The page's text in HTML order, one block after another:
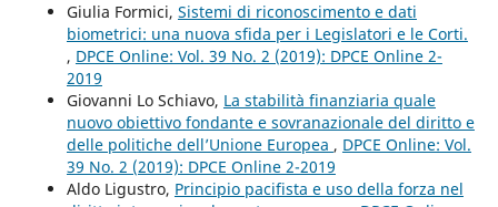
Giulia Formici, Sistemi di riconoscimento e dati
biometrici: una nuova sfida per i Legislatori e le Corti.
, DPCE Online: Vol. 39 No. 2 (2019): DPCE Online 2-
2019
Giovanni Lo Schiavo, La stabilità finanziaria quale
nuovo obiettivo fondante e sovranazionale del diritto e
delle politiche dell’Unione Europea , DPCE Online: Vol.
39 No. 2 (2019): DPCE Online 2-2019
Aldo Ligustro, Principio pacifista e uso della forza nel